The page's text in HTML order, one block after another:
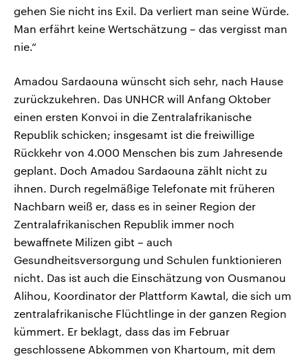
gehen Sie nicht ins Exil. Da verliert man seine Würde.
Man erfährt keine Wertschätzung – das vergisst man
nie.“
Amadou Sardaouna wünscht sich sehr, nach Hause
zurückzukehren. Das UNHCR will Anfang Oktober
einen ersten Konvoi in die Zentralafrikanische
Republik schicken; insgesamt ist die freiwillige
Rückkehr von 4.000 Menschen bis zum Jahresende
geplant. Doch Amadou Sardaouna zählt nicht zu
ihnen. Durch regelmäßige Telefonate mit früheren
Nachbarn weiß er, dass es in seiner Region der
Zentralafrikanischen Republik immer noch
bewaffnete Milizen gibt – auch
Gesundheitsversorgung und Schulen funktionieren
nicht. Das ist auch die Einschätzung von Ousmanou
Alihou, Koordinator der Plattform Kawtal, die sich um
zentralafrikanische Flüchtlinge in der ganzen Region
kümmert. Er beklagt, dass das im Februar
geschlossene Abkommen von Khartoum, mit dem